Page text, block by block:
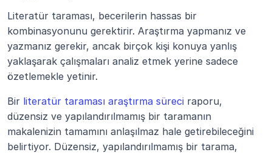
Literatür taraması, becerilerin hassas bir
kombinasyonunu gerektirir. Araştırma yapmanız ve
yazmanız gerekir, ancak birçok kişi konuya yanlış
yaklaşarak çalışmaları analiz etmek yerine sadece
özetlemekle yetinir.
Bir literatür taraması araştırma süreci raporu,
düzensiz ve yapılandırılmamış bir taramanın
makalenizin tamamını anlaşılmaz hale getirebileceğini
belirtiyor. Düzensiz, yapılandırılmamış bir tarama,